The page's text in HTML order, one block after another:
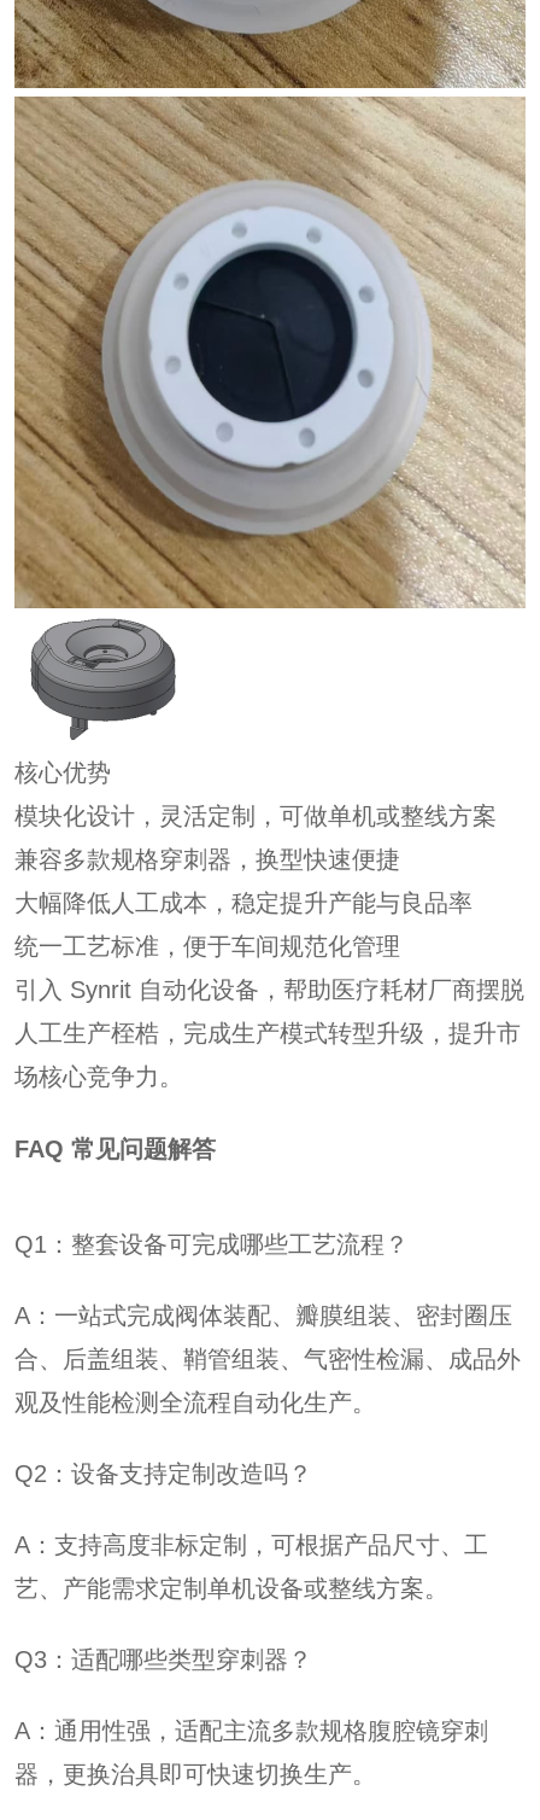
核心优势
模块化设计，灵活定制，可做单机或整线方案
兼容多款规格穿刺器，换型快速便捷
大幅降低人工成本，稳定提升产能与良品率
统一工艺标准，便于车间规范化管理
引入 Synrit 自动化设备，帮助医疗耗材厂商摆脱
人工生产桎梏，完成生产模式转型升级，提升市
场核心竞争力。
FAQ 常见问题解答
Q1：整套设备可完成哪些工艺流程？
A：一站式完成阀体装配、瓣膜组装、密封圈压
合、后盖组装、鞘管组装、气密性检漏、成品外
观及性能检测全流程自动化生产。
Q2：设备支持定制改造吗？
A：支持高度非标定制，可根据产品尺寸、工
艺、产能需求定制单机设备或整线方案。
Q3：适配哪些类型穿刺器？
A：通用性强，适配主流多款规格腹腔镜穿刺
器，更换治具即可快速切换生产。